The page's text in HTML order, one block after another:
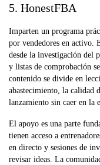
5. HonestFBA
Imparten un programa
por vendedores en activo.
desde la investigación del
y listas de comprobación
contenido se divide en
abastecimiento, la calidad
lanzamiento sin caer en la
El apoyo es una parte
tienen acceso a
en directo y sesiones de
revisar ideas. La